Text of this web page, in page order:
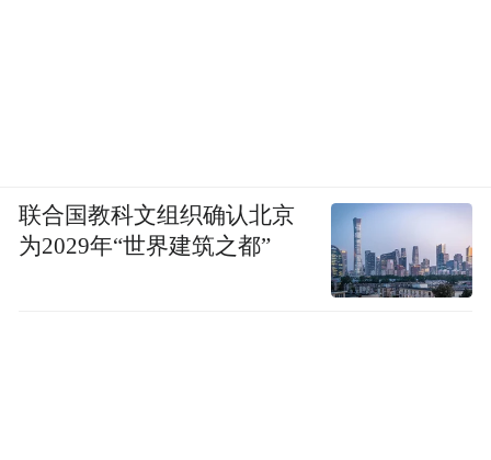
联合国教科文组织确认北京
为2029年“世界建筑之都”